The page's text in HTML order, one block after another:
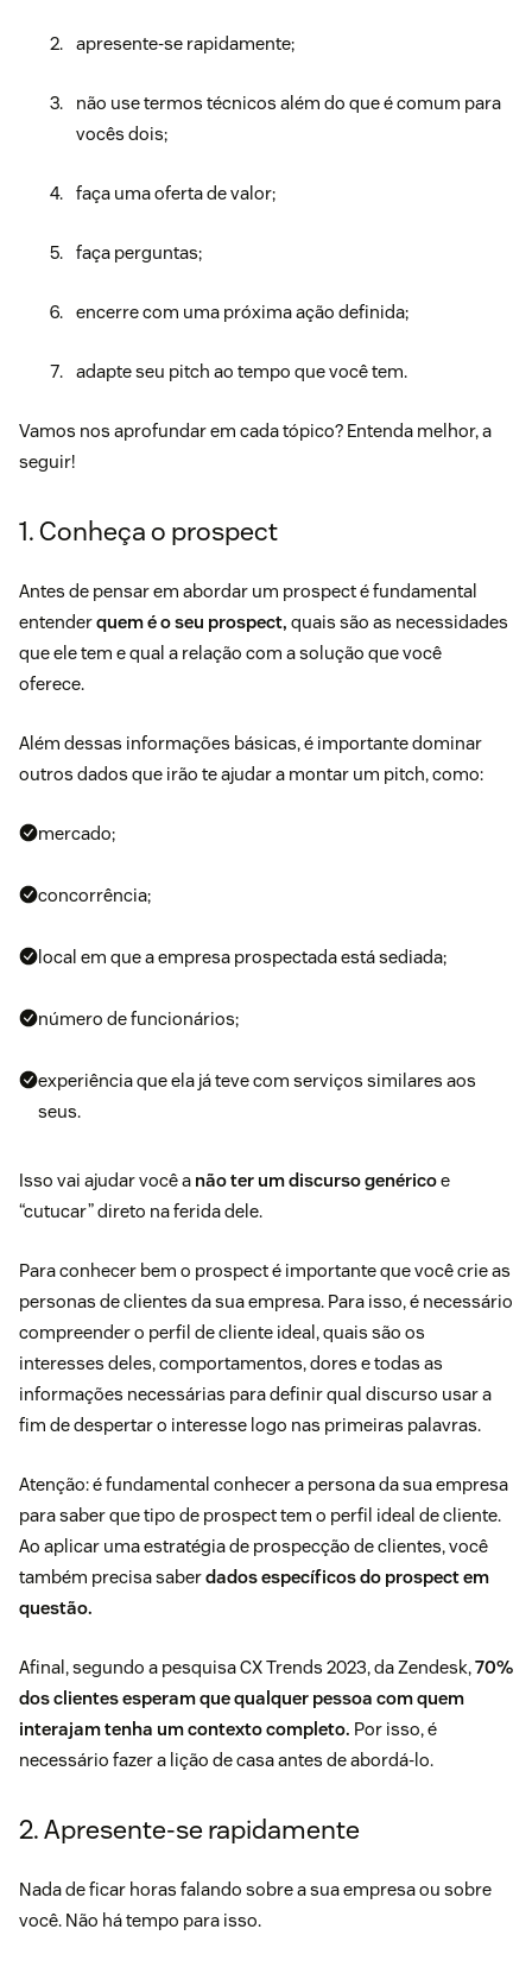
apresente-se rapidamente;
não use termos técnicos além do que é comum para
vocês dois;
faça uma oferta de valor;
faça perguntas;
encerre com uma próxima ação definida;
adapte seu pitch ao tempo que você tem.
Vamos nos aprofundar em cada tópico? Entenda melhor, a
seguir!
1. Conheça o prospect
Antes de pensar em abordar um prospect é fundamental
entenderquem é o seu prospect, quais são as necessidades
que ele tem e qual a relação com a solução que você
oferece.
Além dessas informações básicas, é importante dominar
outros dados que irão te ajudar a montar um pitch, como:
mercado;
concorrência;
local em que a empresa prospectada está sediada;
número de funcionários;
experiência que ela já teve com serviços similares aos
seus.
Isso vai ajudar você a não ter um discurso genéricoe
“cutucar” direto na ferida dele.
Para conhecer bem o prospect é importante que você crie as
personas de clientes da sua empresa. Para isso, é necessário
compreender o perfil de cliente ideal , quais são os
interesses deles, comportamentos, dores e todas as
informações necessárias para definir qual discurso usar a
fim de despertar o interesse logo nas primeiras palavras.
Atenção: é fundamental conhecer a persona da sua empresa
para saber que tipo de prospect tem o perfil ideal de cliente.
Ao aplicar umaestratégia de prospecção de clientes, você
também precisa saberdados específicos do prospect em
questão.
Afinal, segundo a pesquisaCX Trends 2023, da Zendesk,70%
dos clientes esperam que qualquer pessoa com quem
interajam tenha um contexto completo. Por isso, é
necessário fazer a lição de casa antes de abordá-lo.
2. Apresente-se rapidamente
Nada de ficar horas falando sobre a sua empresa ou sobre
você. Não há tempo para isso.